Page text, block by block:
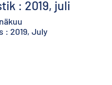
: 2019, juli
2019, July